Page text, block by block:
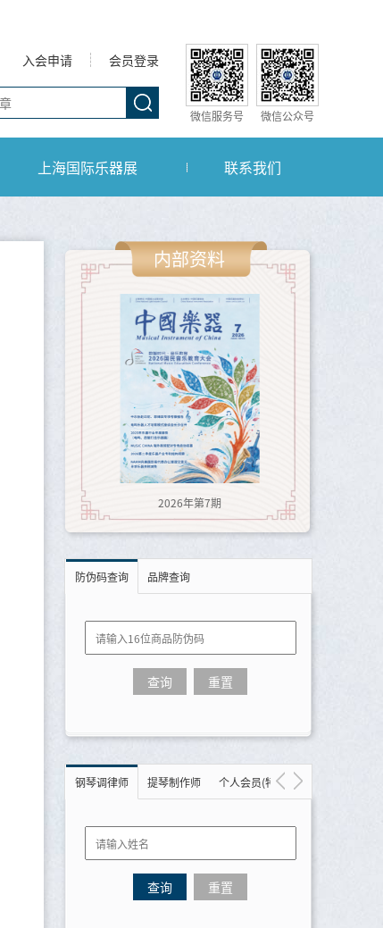
微信服务号 微信公众号
会员登录
入会申请
上海国际乐器展 联系我们
内部资料
2026年第7期
防伪码查询 品牌查询
钢琴调律师 提琴制作师 个人会员(特约)